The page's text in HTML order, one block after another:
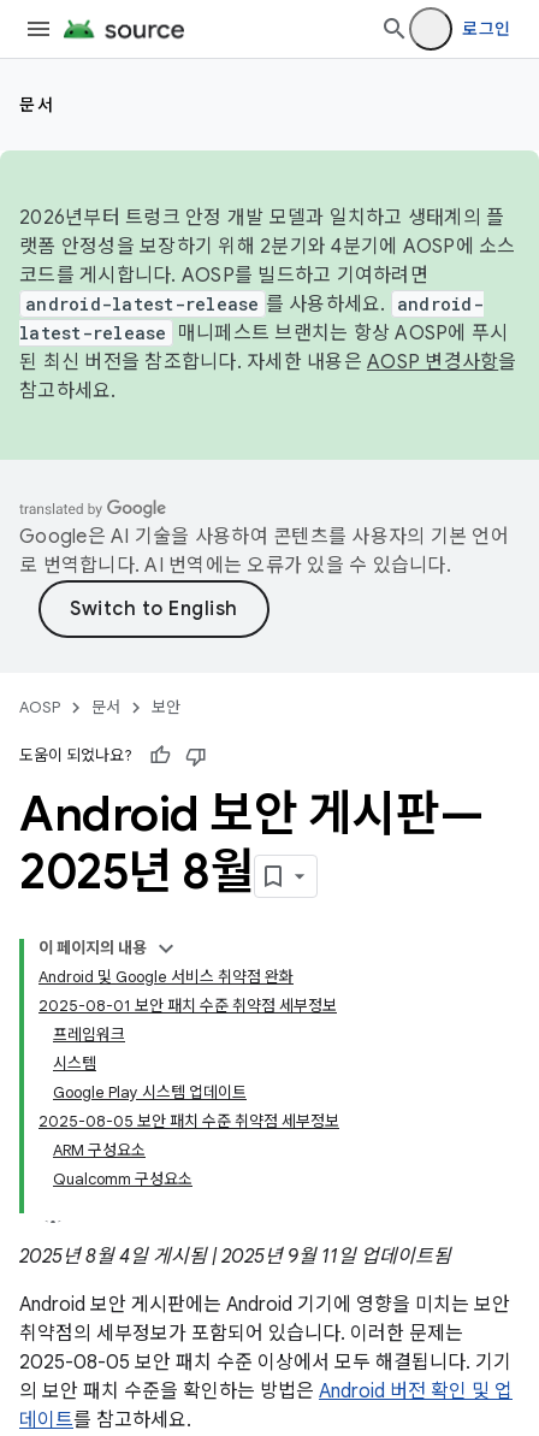
로그인
문서
2026년부터 트렁크 안정 개발 모델과 일치하고 생태계의 플
랫폼 안정성을 보장하기 위해 2분기와 4분기에 AOSP에 소스
코드를 게시합니다. AOSP를 빌드하고 기여하려면
android-latest-release 를 사용하세요.
android-
latest-release
매니페스트 브랜치는 항상 AOSP에 푸시
된 최신 버전을 참조합니다. 자세한 내용은 AOSP 변경사항을
참고하세요.
Google은 AI 기술을 사용하여 콘텐츠를 사용자의 기본 언어
로 번역합니다. AI 번역에는 오류가 있을 수 있습니다.
AOSP 문서 보안
도움이 되었나요?
Android 보안 게시판—
2025년 8월
이 페이지의 내용
Android 및 Google 서비스 취약점 완화
2025-08-01 보안 패치 수준 취약점 세부정보
프레임워크
시스템
Google Play 시스템 업데이트
2025-08-05 보안 패치 수준 취약점 세부정보
ARM 구성요소
Qualcomm 구성요소
2025년 8월 4일 게시됨 | 2025년 9월 11일 업데이트됨
Android 보안 게시판에는 Android 기기에 영향을 미치는 보안
취약점의 세부정보가 포함되어 있습니다. 이러한 문제는
2025-08-05 보안 패치 수준 이상에서 모두 해결됩니다. 기기
의 보안 패치 수준을 확인하는 방법은 Android 버전 확인 및 업
데이트를 참고하세요.